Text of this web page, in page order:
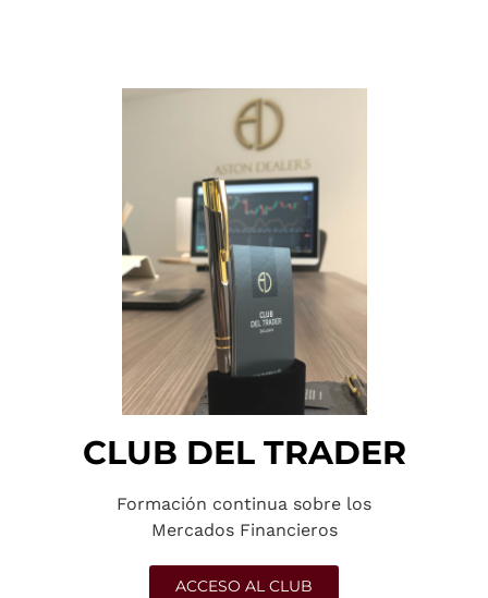
CLUB DEL TRADER
Formación continua sobre los
Mercados Financieros
ACCESO AL CLUB